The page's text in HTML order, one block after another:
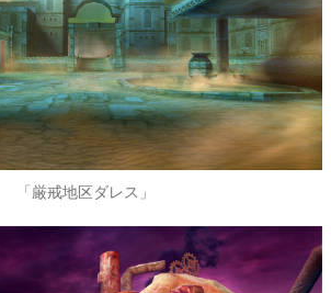
「厳戒地区ダレス」